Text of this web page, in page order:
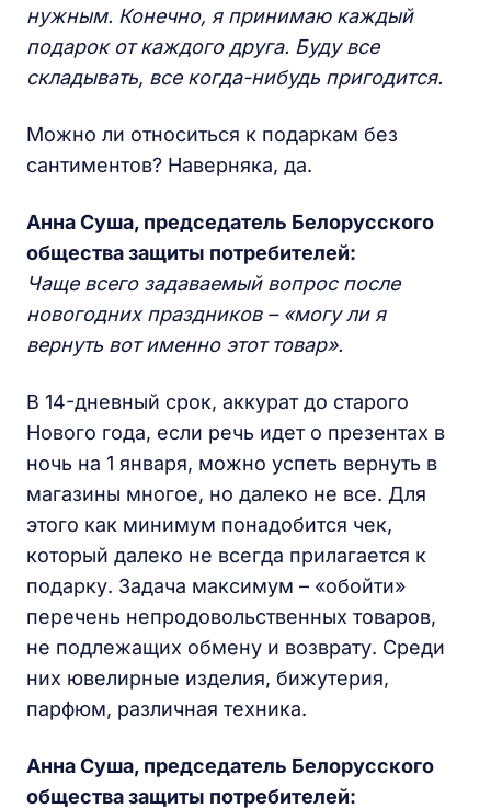
нужным. Конечно, я принимаю каждый
подарок от каждого друга. Буду все
складывать, все когда-нибудь пригодится.
Можно ли относиться к подаркам без
сантиментов? Наверняка, да.
Анна Суша, председатель Белорусского
общества защиты потребителей:
Чаще всего задаваемый вопрос после
новогодних праздников – «могу ли я
вернуть вот именно этот товар».
В 14-дневный срок, аккурат до старого
Нового года, если речь идет о презентах в
ночь на 1 января, можно успеть вернуть в
магазины многое, но далеко не все. Для
этого как минимум понадобится чек,
который далеко не всегда прилагается к
подарку. Задача максимум – «обойти»
перечень непродовольственных товаров,
не подлежащих обмену и возврату. Среди
них ювелирные изделия, бижутерия,
парфюм, различная техника.
Анна Суша, председатель Белорусского
общества защиты потребителей: